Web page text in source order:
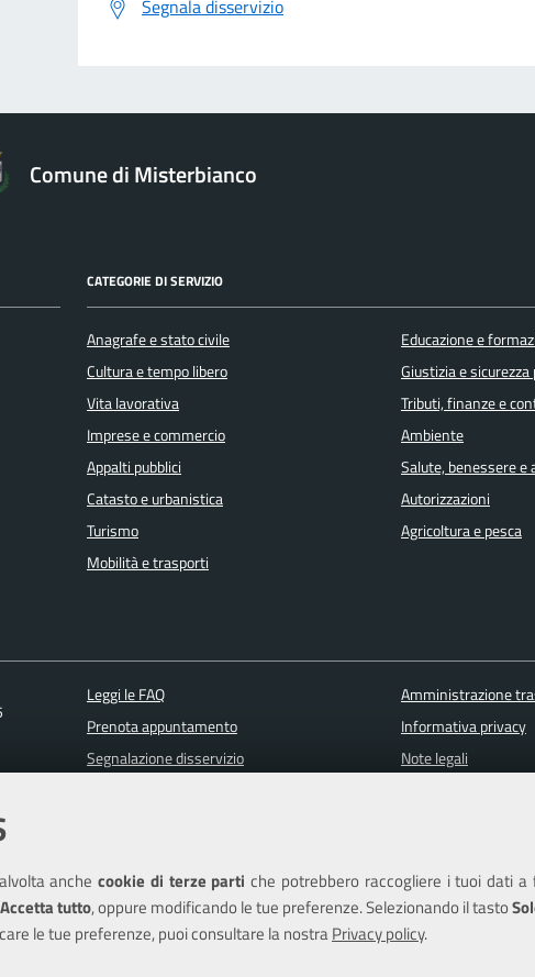
anchecookie di terze parti che potrebbero raccogliere i tuoi dati
Accetta tutto, oppure modificando le tue preferenze. Selezionando il tasto
le tue preferenze, puoi consultare la nostraPrivacy policy.
Segnala disservizio
Comune di Misterbianco
CATEGORIE DI SERVIZIO
Anagrafe e stato civile
Cultura e tempo libero
Vita lavorativa
Imprese e commercio
Appalti pubblici
Catasto e urbanistica
Turismo
Mobilità e trasporti
Educazione e
Giustizia e sicurezza
Tributi, finanze e
Ambiente
Salute, benessere e
Autorizzazioni
Agricoltura e pesca
Leggi le FAQ
Prenota appuntamento
Segnalazione disservizio
Amministrazione
Informativa privacy
Note legali